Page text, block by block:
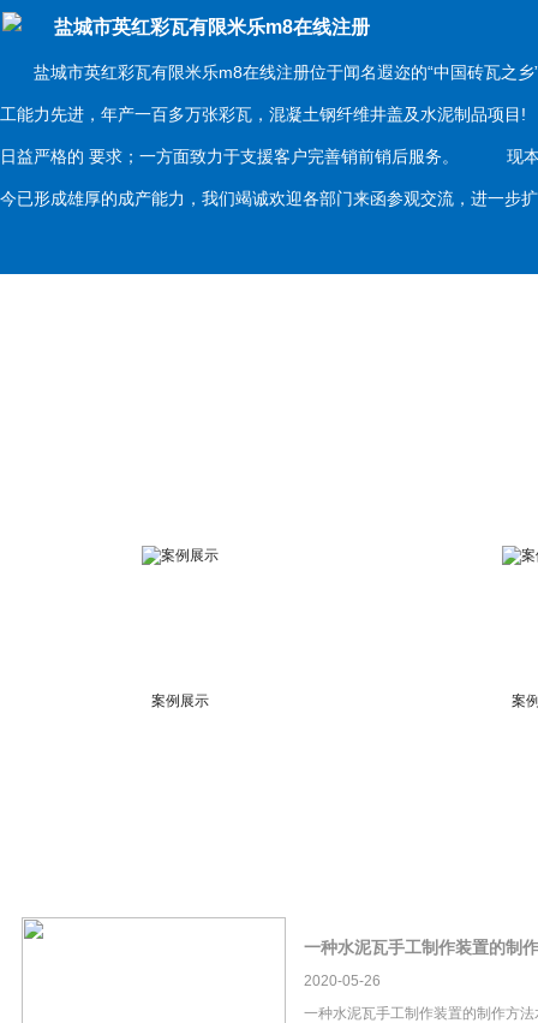
盐城市英红彩瓦有限米乐m8在线注册
盐城市英红彩瓦有限米乐m8在线注册位于闻名遐迩的“中国砖瓦之乡
工能力先进，年产一百多万张彩瓦，混凝土钢纤维井盖及水泥制品项
日益严格的 要求；一方面致力于支援客户完善销前销后服务。 现本
今已形成雄厚的成产能力，我们竭诚欢迎各部门来函参观交流，进一
案例展示 案
一种水泥瓦手工制作装置的制
2020-05-26
一种水泥瓦手工制作装置的制作方